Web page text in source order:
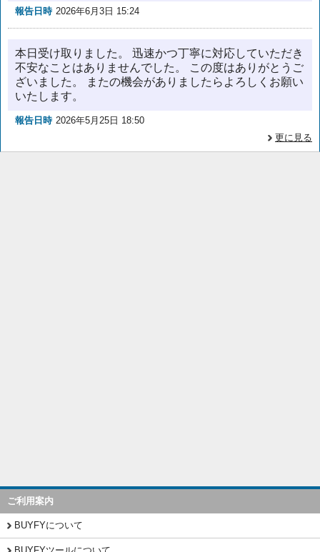
報告日時 2026年6月3日 15:24
本日受け取りました。 迅速かつ丁寧に対応していただき
不安なことはありませんでした。 この度はありがとうご
ざいました。 またの機会がありましたらよろしくお願い
いたします。
報告日時 2026年5月25日 18:50
更に見る
ご利用案内
BUYFYについて